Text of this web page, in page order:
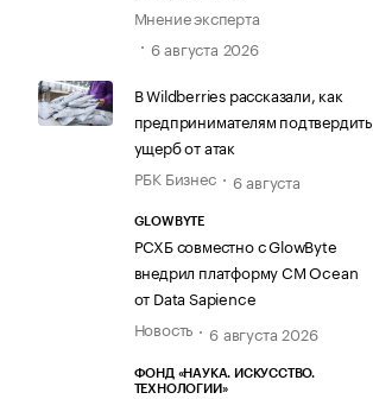
Мнение эксперта
6 августа 2026
В Wildberries рассказали, как
предпринимателям подтвердить
ущерб от атак
РБК Бизнес
6 августа
GLOWBYTE
РСХБ совместно с GlowByte
внедрил платформу CM Ocean
от Data Sapience
Новость
6 августа 2026
ФОНД «НАУКА. ИСКУССТВО.
ТЕХНОЛОГИИ»